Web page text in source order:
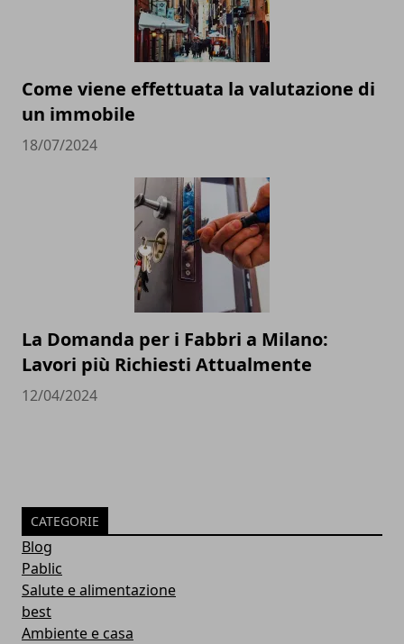
Come viene effettuata la valutazione di
un immobile
18/07/2024
La Domanda per i Fabbri a Milano:
Lavori più Richiesti Attualmente
12/04/2024
CATEGORIE
Blog
Pablic
Salute e alimentazione
best
Ambiente e casa